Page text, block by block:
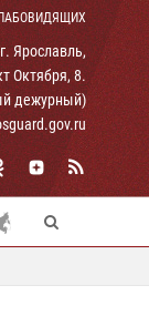
Ярославль,
Октября, 8.
дежурный)